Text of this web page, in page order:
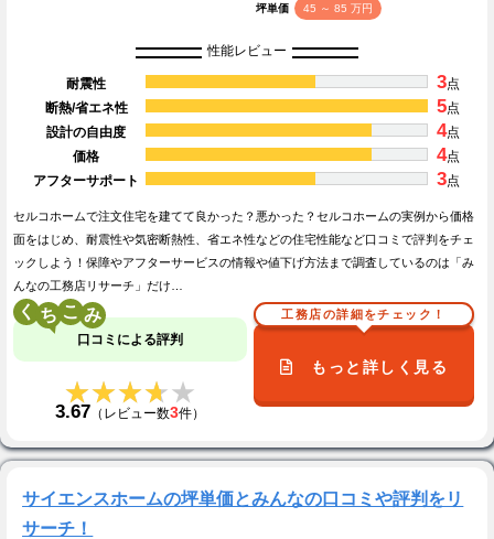
坪単価 45 ～ 85 万円
性能レビュー
耐震性 3点
断熱/省エネ性
5点
設計の自由度
4点
価格
4点
アフターサポート
3点
セルコホームで注文住宅を建てて良かった？悪かった？セルコホームの実例から価格
面をはじめ、耐震性や気密断熱性、省エネ性などの住宅性能など口コミで評判をチェ
ックしよう！保障やアフターサービスの情報や値下げ方法まで調査しているのは「み
んなの工務店リサーチ」だけ…
く こ
口コミによる評判
★★★★★
★★★★★
3.67 （レビュー数3件）
工務店の詳細をチェック！
もっと詳しく見る
サイエンスホームの坪単価とみんなの口コミや評判をリ
サーチ！